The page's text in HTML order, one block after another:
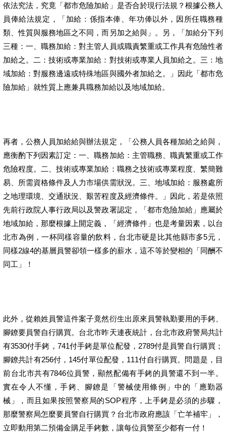
依法究法，究竟「都市危險加給」是否合於現行法規？根據公務人
員俸給法規定，「加給：係指本俸、年功俸以外，因所任職務種
類、性質與服務地區之不同，而另加之給與」。另，「加給分下列
三種：一、職務加給：對主管人員或職責繁重或工作具有危險性者
加給之。二：技術或專業加給：對技術或專業人員加給之。三：地
域加給：對服務邊遠或特殊地區與國外者加給之。」因此「都市危
險加給」就性質上應兼具職務加給以及地域加給。
再者，公務人員加給給與辦法規定，「公務人員各種加給之給與，
應衡酌下列因素訂定：一、職務加給：主管職務、職責繁重或工作
危險程度。二、技術或專業加給：職務之技術或專業程度、繁簡難
易、所需資格條件及人力市場供需狀況。三、地域加給：服務處所
之地理環境、交通狀況、艱苦程度及經濟條件。」因此，若是依照
先前行政院人事行政局以及警政署認定，「都市危險加給」應屬於
地域加給，那麼根據上開定義，「經濟條件」也是考量因素，以台
北市為例，一杯同樣容量的飲料，台北市硬是比其他縣市多5元，
同樣2線4的基層員警卻領一樣多的薪水，這不等於變相的「同酬不
同工」！
此外，從賴姓員警這件案子竟然衍生出原來員警執勤要用的手銬、
腳鐐要員警自行購買。台北市昨天連夜統計，台北市政府警局共計
有3530付手銬，741付手銬是單位配發，2789付是員警自行購買；
腳鐐共計有256付，145付單位配發，111付自行購買。問題是，目
前台北市共有7846位員警，顯然配備有手銬的員警還不到一半。
實在令人不懂，手銬、腳鐐是「警械使用條例」中的「應勤器
械」，而且如果按照警察局的SOP程序，上手銬是必須的步驟，
那麼警察局怎麼要員警自行購買？台北市政府應該「亡羊補牢」，
立即動用第二預備金購足手銬數，讓每位員警至少都有一付！